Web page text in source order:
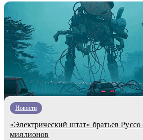
Новости
«Электрический штат» братьев Руссо
миллионов